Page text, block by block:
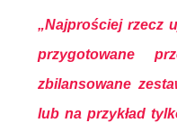
„Najprościej rzecz
przygotowane
zbilansowane
lub na przykład